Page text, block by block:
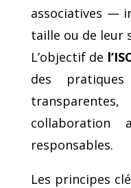
associatives —
taille ou de leur
L’objectif de
des
collaboration
responsables.
Les principes